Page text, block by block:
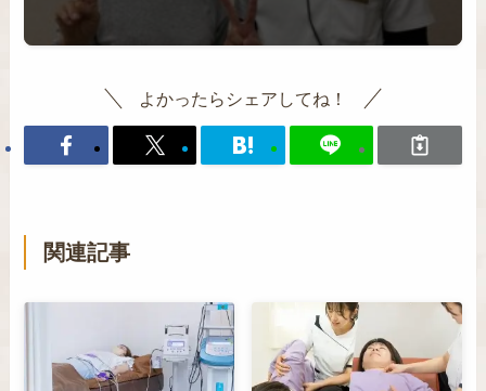
よかったらシェアしてね！
関連記事